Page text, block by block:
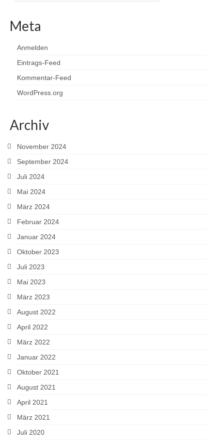
Meta
Anmelden
Eintrags-Feed
Kommentar-Feed
WordPress.org
Archiv
November 2024
September 2024
Juli 2024
Mai 2024
März 2024
Februar 2024
Januar 2024
Oktober 2023
Juli 2023
Mai 2023
März 2023
August 2022
April 2022
März 2022
Januar 2022
Oktober 2021
August 2021
April 2021
März 2021
Juli 2020